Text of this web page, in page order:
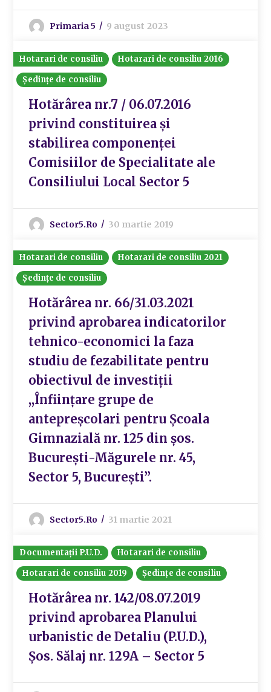
Primaria 5 9 august 2023
Hotarari de consiliu
Hotarari de consiliu 2016
Ședințe de consiliu
Hotărârea nr.7 / 06.07.2016
privind constituirea și
stabilirea componenței
Comisiilor de Specialitate ale
Consiliului Local Sector 5
Sector5.ro 30 martie 2019
Hotarari de consiliu
Hotarari de consiliu 2021
Ședințe de consiliu
Hotărârea nr. 66/31.03.2021
privind aprobarea indicatorilor
tehnico-economici la faza
studiu de fezabilitate pentru
obiectivul de investiții
,,Înființare grupe de
antepreșcolari pentru Școala
Gimnazială nr. 125 din șos.
București-Măgurele nr. 45,
Sector 5, București”.
Sector5.ro 31 martie 2021
Documentații P.U.D.
Hotarari de consiliu
Hotarari de consiliu 2019
Ședințe de consiliu
Hotărârea nr. 142/08.07.2019
privind aprobarea Planului
urbanistic de Detaliu (P.U.D.),
Șos. Sălaj nr. 129A – Sector 5